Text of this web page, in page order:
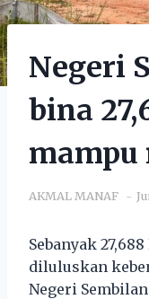
Negeri
bina
AKMAL MANAF
Sebanyak
diluluskan
Negeri